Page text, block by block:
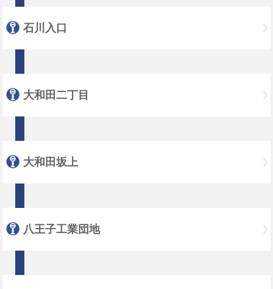
石川入口
大和田二丁目
大和田坂上
八王子工業団地